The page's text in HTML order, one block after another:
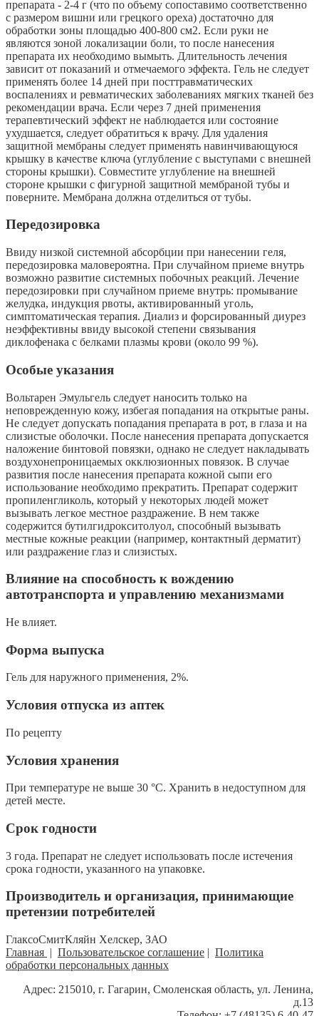
препарата - 2-4 г (что по объему сопоставимо соответственно
с размером вишни или грецкого ореха) достаточно для
обработки зоны площадью 400-800 см2. Если руки не
являются зоной локализации боли, то после нанесения
препарата их необходимо вымыть. Длительность лечения
зависит от показаний и отмечаемого эффекта. Гель не следует
применять более 14 дней при посттравматических
воспалениях и ревматических заболеваниях мягких тканей без
рекомендации врача. Если через 7 дней применения
терапевтический эффект не наблюдается или состояние
ухудшается, следует обратиться к врачу. Для удаления
защитной мембраны следует применять навинчивающуюся
крышку в качестве ключа (углубление с выступами с внешней
стороны крышки). Совместите углубление на внешней
стороне крышки с фигурной защитной мембраной тубы и
поверните. Мембрана должна отделиться от тубы.
Передозировка
Ввиду низкой системной абсорбции при нанесении геля,
передозировка маловероятна. При случайном приеме внутрь
возможно развитие системных побочных реакций. Лечение
передозировки при случайном приеме внутрь: промывание
желудка, индукция рвоты, активированный уголь,
симптоматическая терапия. Диализ и форсированный диурез
неэффективны ввиду высокой степени связывания
диклофенака с белками плазмы крови (около 99 %).
Особые указания
Вольтарен Эмульгель следует наносить только на
неповрежденную кожу, избегая попадания на открытые раны.
Не следует допускать попадания препарата в рот, в глаза и на
слизистые оболочки. После нанесения препарата допускается
наложение бинтовой повязки, однако не следует накладывать
воздухонепроницаемых окклюзионных повязок. В случае
развития после нанесения препарата кожной сыпи его
использование необходимо прекратить. Препарат содержит
пропиленгликоль, который у некоторых людей может
вызывать легкое местное раздражение. В нем также
содержится бутилгидрокситолуол, способный вызывать
местные кожные реакции (например, контактный дерматит)
или раздражение глаз и слизистых.
Влияние на способность к вождению
автотранспорта и управлению механизмами
Не влияет.
Форма выпуска
Гель для наружного применения, 2%.
Условия отпуска из аптек
По рецепту
Условия хранения
При температуре не выше 30 °С. Хранить в недоступном для
детей месте.
Срок годности
3 года. Препарат не следует использовать после истечения
срока годности, указанного на упаковке.
Производитель и организация, принимающие
претензии потребителей
ГлаксоСмитКляйн Хелскер, ЗАО
Главная | Пользовательское соглашение | Политика
обработки персональных данных
Адрес: 215010, г. Гагарин, Смоленская область, ул. Ленина,
д.13